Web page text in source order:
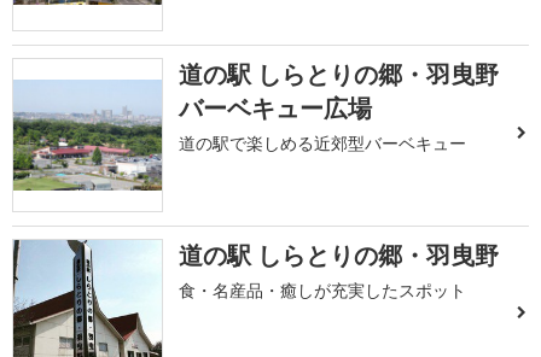
道の駅 しらとりの郷・羽曳野
バーベキュー広場
道の駅で楽しめる近郊型バーベキュー
道の駅 しらとりの郷・羽曳野
食・名産品・癒しが充実したスポット